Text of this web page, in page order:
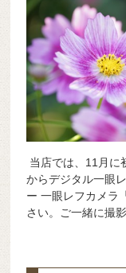
当店では、11月に
からデジタル一眼
ー 一眼レフカメラ
さい。ご一緒に撮